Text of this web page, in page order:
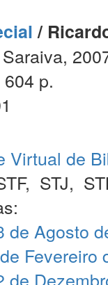
/
p.
Virtual de
, STJ,
de Agosto
Fevereiro
de